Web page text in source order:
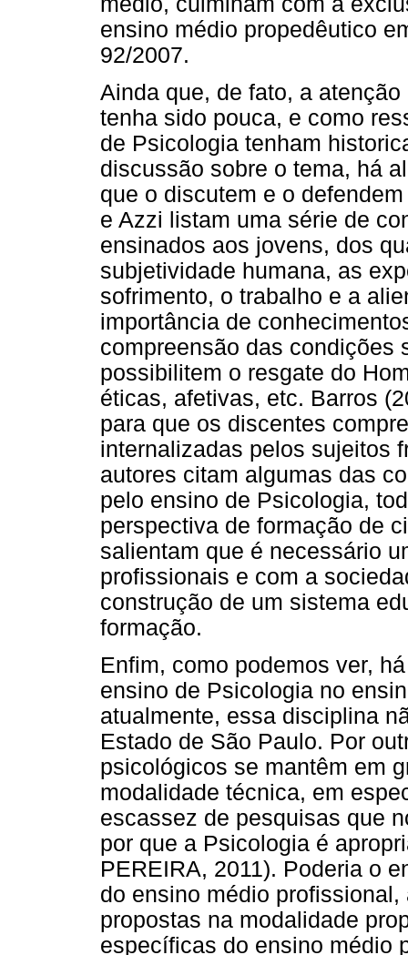
ensino médio propedêutico
92/2007.
Ainda que, de fato, a
tenha sido pouca, e como
de Psicologia tenham
discussão sobre o tema, há
que o discutem e o
e Azzi listam uma série de
ensinados aos jovens, dos
subjetividade humana, as
sofrimento, o trabalho e a
importância de
compreensão das condições
possibilitem o resgate do
éticas, afetivas, etc. Barros
para que os discentes
internalizadas pelos sujeitos
autores citam algumas das
pelo ensino de Psicologia,
perspectiva de formação de
salientam que é necessário
profissionais e com a
construção de um sistema
formação.
Enfim, como podemos ver,
ensino de Psicologia no
atualmente, essa disciplina
Estado de São Paulo. Por
psicológicos se mantêm em
modalidade técnica, em
escassez de pesquisas que
por que a Psicologia é
PEREIRA, 2011). Poderia o
do ensino médio
propostas na modalidade
específicas do ensino médio